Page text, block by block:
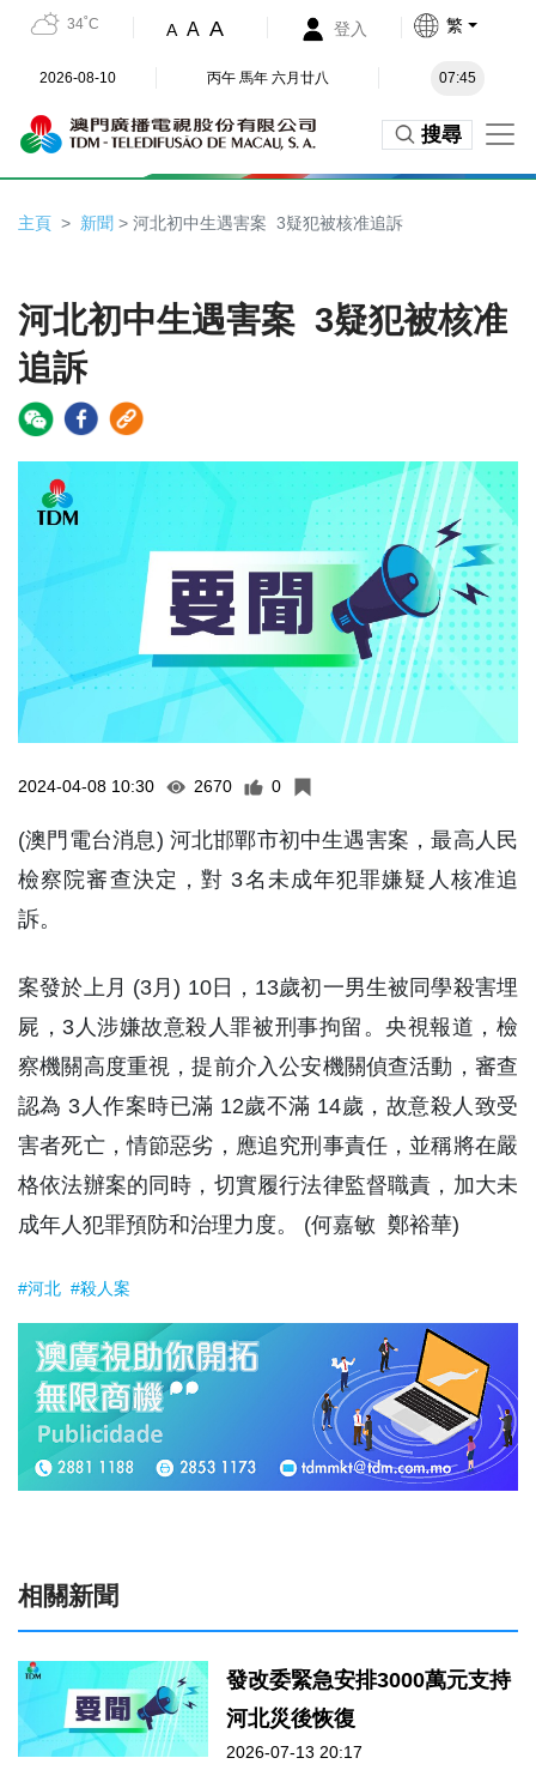
34˚C A A A 登入 繁
2026-08-10 丙午 馬年 六月廿八 07:45
搜尋
主頁 新聞 > 河北初中生遇害案 3疑犯被核准追訴
河北初中生遇害案 3疑犯被核准
追訴
2024-04-08 10:30 2670 0
(澳門電台消息) 河北邯鄲市初中生遇害案，最高人民
檢察院審查決定，對 3名未成年犯罪嫌疑人核准追
訴。
案發於上月 (3月) 10日，13歲初一男生被同學殺害埋
屍，3人涉嫌故意殺人罪被刑事拘留。央視報道，檢
察機關高度重視，提前介入公安機關偵查活動，審查
認為 3人作案時已滿 12歲不滿 14歲，故意殺人致受
害者死亡，情節惡劣，應追究刑事責任，並稱將在嚴
格依法辦案的同時，切實履行法律監督職責，加大未
成年人犯罪預防和治理力度。 (何嘉敏 鄭裕華)
#河北 #殺人案
相關新聞
發改委緊急安排3000萬元支持
河北災後恢復
2026-07-13 20:17